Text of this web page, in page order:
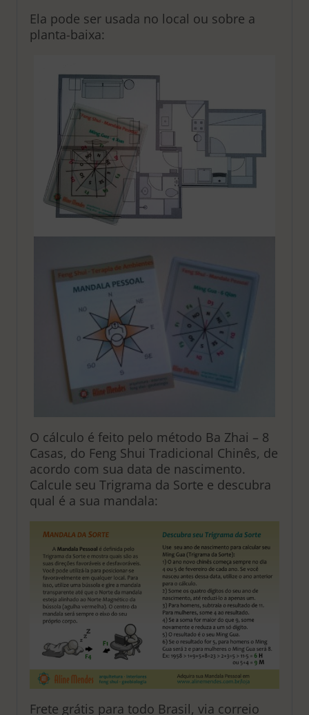
Ela pode ser usada no local ou sobre a
planta-baixa:
O cálculo é feito pelo método Ba Zhai – 8
Casas, do Feng Shui Tradicional Chinês, de
acordo com sua data de nascimento.
Calcule seu Trigrama da Sorte e descubra
qual é a sua mandala:
Frete grátis para todo Brasil, via correio